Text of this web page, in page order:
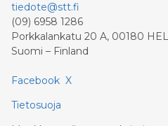
tiedote@stt.fi
(09) 6958 1286
Porkkalankatu 20 A, 00180
Suomi – Finland
Facebook X
Tietosuoja